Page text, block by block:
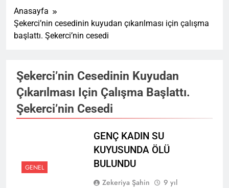
Anasayfa
Şekerci’nin cesedinin kuyudan çıkarılması için çalışma
başlattı. Şekerci’nin cesedi
Şekerci’nin Cesedinin Kuyudan
Çıkarılması Için Çalışma Başlattı.
Şekerci’nin Cesedi
GENEL
GENÇ KADIN SU
KUYUSUNDA ÖLÜ
BULUNDU
Zekeriya Şahin
9 yıl